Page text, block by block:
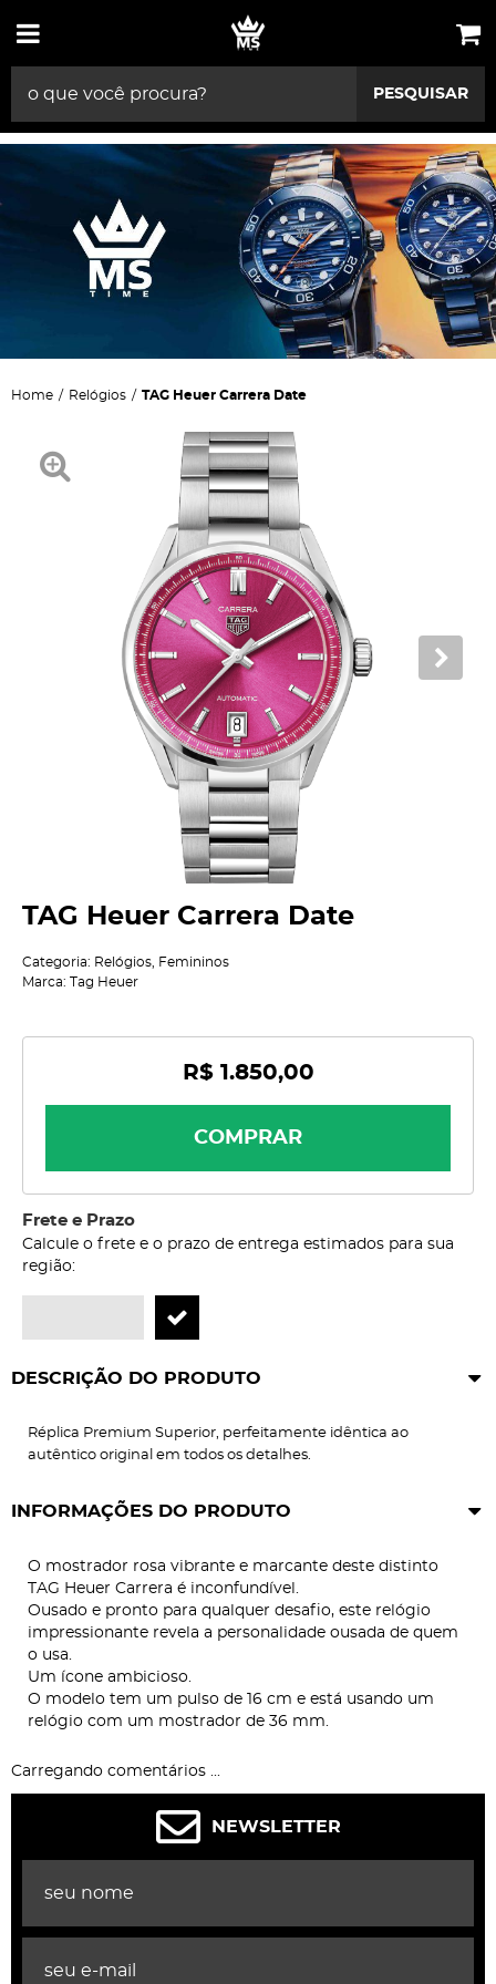
PESQUISAR
Home Relógios TAG Heuer Carrera Date
TAG Heuer Carrera Date
Categoria: Relógios
Femininos
Marca: Tag Heuer
R$ 1.850,00
COMPRAR
Frete e Prazo
Calcule o frete e o prazo de entrega estimados para sua
região:
DESCRIÇÃO DO PRODUTO
Réplica Premium Superior, perfeitamente idêntica ao
autêntico original em todos os detalhes.
INFORMAÇÕES DO PRODUTO
​O mostrador rosa vibrante e marcante deste distinto
TAG Heuer Carrera é inconfundível.
Ousado e pronto para qualquer desafio, este relógio
impressionante revela a personalidade ousada de quem
o usa.
Um ícone ambicioso.
O modelo tem um pulso de 16 cm e está usando um
relógio com um mostrador de 36 mm.
Carregando comentários ...
NEWSLETTER